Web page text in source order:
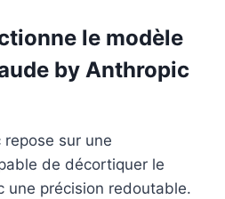
le modèle
by Anthropic
sur une
de décortiquer le
une précision redoutable.